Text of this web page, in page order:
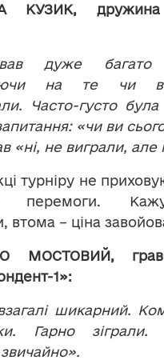
КУЗИК,
дуже багато
на те чи
Часто-густо була
«чи ви
«ні, не виграли, але
турніру не
перемоги.
втома – ціна
МОСТОВИЙ,
1»:
шикарний.
Гарно